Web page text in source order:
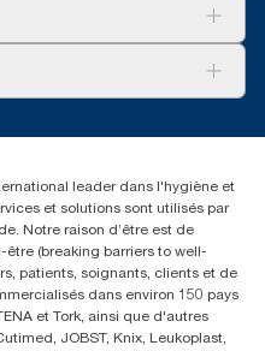
leader dans l'hygiène et
et solutions sont utilisés par
Notre raison d’être est de
(breaking barriers to well-
patients, soignants, clients et de
dans environ 150 pays
et Tork, ainsi que d'autres
JOBST, Knix, Leukoplast,